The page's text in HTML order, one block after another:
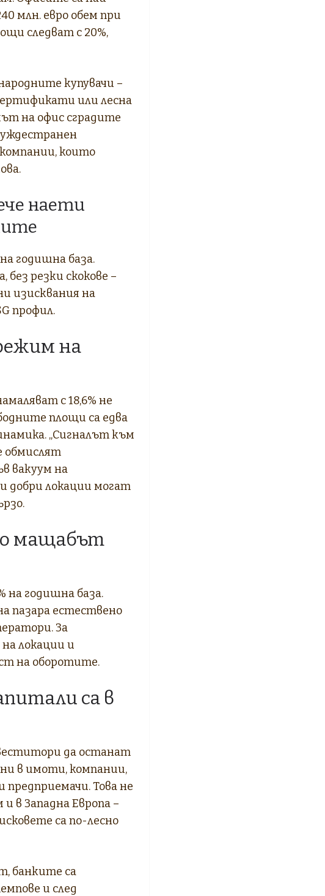
млн. евро обем при
следват с 20%,
купувачи –
или лесна
на офис сградите
които
наети
годишна база.
резки скокове –
изисквания на
профил.
на
с 18,6% не
площи са едва
„Сигналът към
обмислят
вакуум на
добри локации могат
мащабът
на годишна база.
пазара естествено
За
локации и
на оборотите.
са в
да останат
в имоти, компании,
Това не
и в Западна Европа –
са по-лесно
банките са
и след